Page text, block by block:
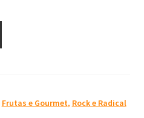
Frutas e Gourmet, Rock e Radical